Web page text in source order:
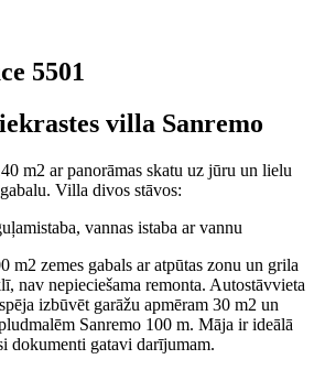
5501
villa Sanremo
m2 ar panorāmas skatu uz jūru un lielu
Villa divos stāvos:
vannas istaba ar vannu
m2 zemes gabals ar atpūtas zonu un grila
nav nepieciešama remonta. Autostāvvieta
izbūvēt garāžu apmēram 30 m2 un
Sanremo 100 m. Māja ir ideālā
dokumenti gatavi darījumam.